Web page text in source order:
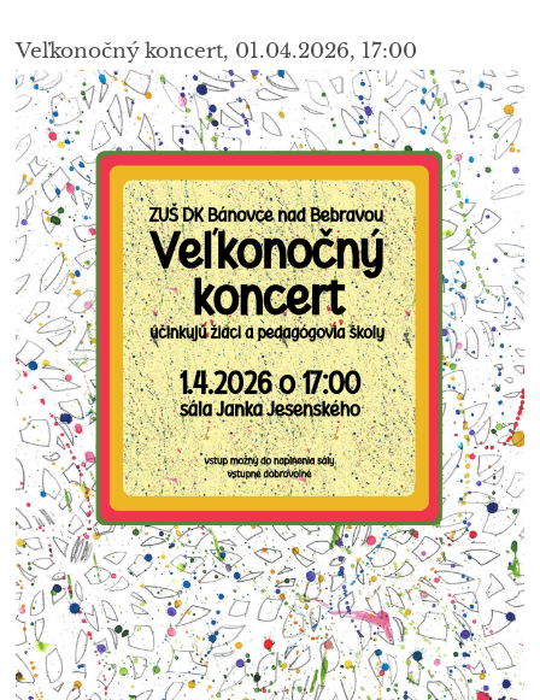
Veľkonočný koncert, 01.04.2026, 17:00